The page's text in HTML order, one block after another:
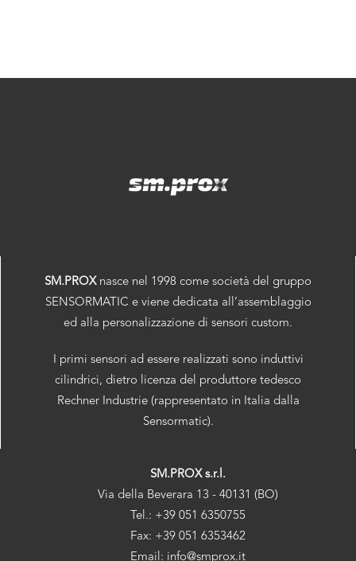
SM.PROXnasce nel 1998 come società del gruppo
SENSORMATIC e viene dedicata all’assemblaggio
ed alla personalizzazione di sensori custom.
I primi sensori ad essere realizzati sono induttivi
cilindrici, dietro licenza del produttore tedesco
Rechner Industrie (rappresentato in Italia dalla
Sensormatic).
SM.PROX s.r.l.
Via della Beverara 13 - 40131 (BO)
Tel.: +39 051 6350755
Fax: +39 051 6353462
Email: info@smprox.it